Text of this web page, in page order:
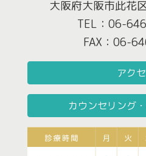
大阪府大阪市此花
TEL：06-
FAX：06-
アク
カウンセリング